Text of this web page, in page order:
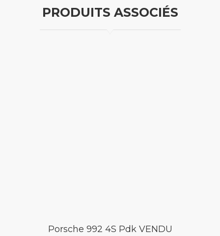
PRODUITS ASSOCIÉS
Porsche 992 4S Pdk VENDU